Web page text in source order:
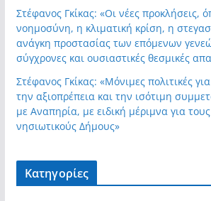
Στέφανος Γκίκας: «Οι νέες προκλήσεις,
νοημοσύνη, η κλιματική κρίση, η
ανάγκη προστασίας των επόμενων
σύγχρονες και ουσιαστικές θεσμικές
Στέφανος Γκίκας: «Μόνιμες πολιτικές
την αξιοπρέπεια και την ισότιμη
με Αναπηρία, με ειδική μέριμνα για
νησιωτικούς Δήμους»
Kατηγορίες